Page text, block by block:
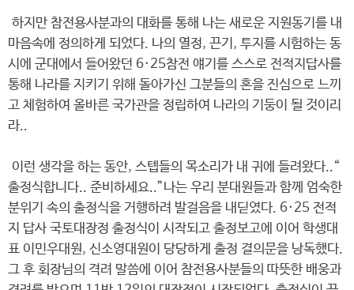
하지만 참전용사분과의 대화를 통해 나는 새로운 지원동기를 내
마음속에 정의하게 되었다. 나의 열정, 끈기, 투지를 시험하는 동
시에 군대에서 들어왔던 6·25참전 얘기를 스스로 전적지답사를
통해 나라를 지키기 위해 돌아가신 그분들의 혼을 진심으로 느끼
고 체험하여 올바른 국가관을 정립하여 나라의 기둥이 될 것이리
라..
이런 생각을 하는 동안, 스텝들의 목소리가 내 귀에 들려왔다..“
출정식합니다.. 준비하세요..”나는 우리 분대원들과 함께 엄숙한
분위기 속의 출정식을 거행하려 발걸음을 내딛였다. 6·25 전적
지 답사 국토대장정 출정식이 시작되고 출정보고에 이어 학생대
표 이민우대원, 신소영대원이 당당하게 출정 결의문을 낭독했다.
그 후 회장님의 격려 말씀에 이어 참전용사분들의 따뜻한 배웅과